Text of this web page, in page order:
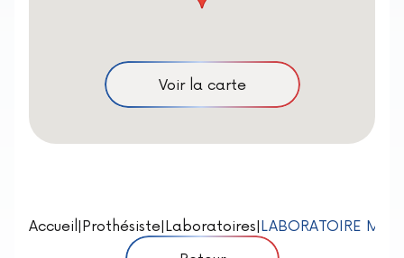
Voir la carte
Accueil Prothésiste Laboratoires LABORATOIRE